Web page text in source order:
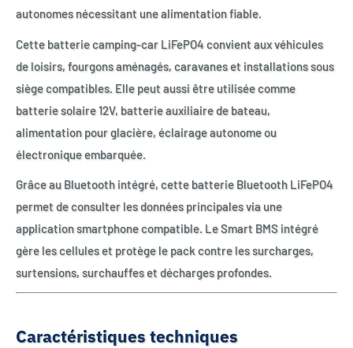
autonomes nécessitant une alimentation fiable.
Cette batterie camping-car LiFePO4 convient aux véhicules
de loisirs, fourgons aménagés, caravanes et installations sous
siège compatibles. Elle peut aussi être utilisée comme
batterie solaire 12V, batterie auxiliaire de bateau,
alimentation pour glacière, éclairage autonome ou
électronique embarquée.
Grâce au Bluetooth intégré, cette batterie Bluetooth LiFePO4
permet de consulter les données principales via une
application smartphone compatible. Le Smart BMS intégré
gère les cellules et protège le pack contre les surcharges,
surtensions, surchauffes et décharges profondes.
Caractéristiques techniques